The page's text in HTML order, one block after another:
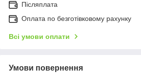
Післяплата
Оплата по безготівковому рахунку
Всі умови оплати
Умови повернення